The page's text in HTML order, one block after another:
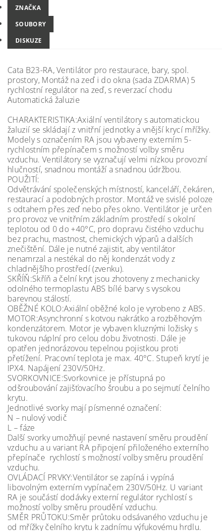
ZNAČKA
SOUBORY
DISKUZE
Cata B23-RA, Ventilátor pro restaurace, bary, spol.
prostory, Montáž na zeď i do okna (sada ZDARMA) 5
rychlostní regulátor na zeď, s reverzací chodu
Automatická žaluzie
CHARAKTERISTIKA:Axiální ventilátory s automatickou
žaluzií se skládají z vnitřní jednotky a vnější krycí mřížky.
Modely s označením RA jsou vybaveny externím 5-
rychlostním přepínačem s možností volby směru
vzduchu. Ventilátory se vyznačují velmi nízkou provozní
hlučností, snadnou montáží a snadnou údržbou.
POUŽITÍ:
Odvětrávání společenských místností, kanceláří, čekáren,
restaurací a podobných prostor. Montáž ve svislé poloze
s odtahem přes zeď nebo přes okno. Ventilátor je určen
pro provoz ve vnitřním základním prostředí s okolní
teplotou od 0 do +40°C, pro dopravu čistého vzduchu
bez prachu, mastnost, chemických výparů a dalších
znečištění. Dále je nutné zajistit, aby ventilátor
nenamrzal a nestékal do něj kondenzát vody z
chladnějšího prostředí (zvenku).
SKŘÍŇ:Skříň a čelní kryt jsou zhotoveny z mechanicky
odolného termoplastu ABS bílé barvy s vysokou
barevnou stálostí.
OBĚŽNÉ KOLO:Axiální oběžné kolo je vyrobeno z ABS.
MOTOR:Asynchronní s kotvou nakrátko a rozběhovým
kondenzátorem. Motor je vybaven kluznými ložisky s
tukovou náplní pro celou dobu životnosti. Dále je
opatřen jednorázovou tepelnou pojistkou proti
přetížení. Pracovní teplota je max. 40°C. Stupeň krytí je
IPX4. Napájení 230V/50Hz.
SVORKOVNICE:Svorkovnice je přístupná po
odšroubování zajišťovacího šroubu a po sejmutí čelního
krytu.
Jednotlivé svorky mají písmenné označení:
N – nulový vodič
L – fáze
Další svorky umožňují pevné nastavení směru proudění
vzduchu a u variant RA připojení přiloženého externího
přepínače rychlostí s možností volby směru proudění
vzduchu.
OVLÁDACÍ PRVKY:Ventilátor se zapíná i vypíná
libovolným externím vypínačem 230V/50Hz. U variant
RA je součástí dodávky externí regulátor rychlostí s
možností volby směru proudění vzduchu.
SMĚR PRŮTOKU:Směr průtoku odsávaného vzduchu je
od mřížky čelního krytu k zadnímu výfukovému hrdlu.